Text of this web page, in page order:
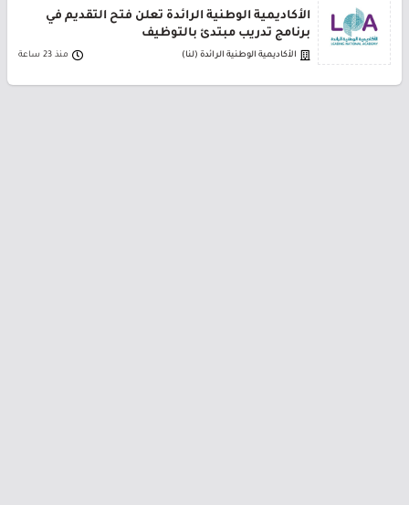
الأكاديمية الوطنية الرائدة تعلن فتح التقديم في
برنامج تدريب مبتدئ بالتوظيف
الأكاديمية الوطنية الرائدة (لنا) منذ 23 ساعة